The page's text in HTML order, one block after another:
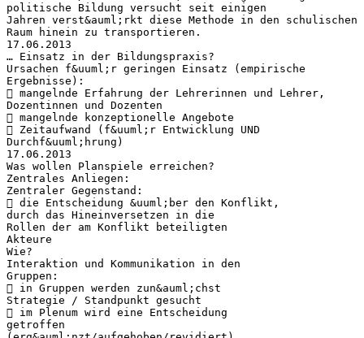
politische Bildung versucht seit einigen
Jahren verst&auml;rkt diese Methode in den schulischen
Raum hinein zu transportieren.
17.06.2013
… Einsatz in der Bildungspraxis?
Ursachen f&uuml;r geringen Einsatz (empirische
Ergebnisse):
 mangelnde Erfahrung der Lehrerinnen und Lehrer,
Dozentinnen und Dozenten
 mangelnde konzeptionelle Angebote
 Zeitaufwand (f&uuml;r Entwicklung UND
Durchf&uuml;hrung)
17.06.2013
Was wollen Planspiele erreichen?
Zentrales Anliegen:
Zentraler Gegenstand:
 die Entscheidung &uuml;ber den Konflikt,
durch das Hineinversetzen in die
Rollen der am Konflikt beteiligten
Akteure
Wie?
Interaktion und Kommunikation in den
Gruppen:
 in Gruppen werden zun&auml;chst
Strategie / Standpunkt gesucht
 im Plenum wird eine Entscheidung
getroffen